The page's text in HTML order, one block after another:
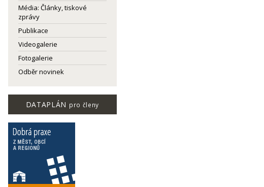
Média: Články, tiskové
zprávy
Publikace
Videogalerie
Fotogalerie
Odběr novinek
DATAPLÁN pro členy